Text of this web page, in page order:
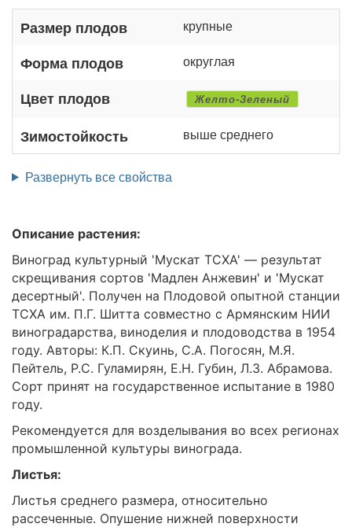
Размер плодов крупные
Форма плодов округлая
Цвет плодов Желто-Зеленый
Зимостойкость выше среднего
Развернуть все свойства
Описание растения:
Виноград культурный 'Мускат ТСХА' — результат
скрещивания сортов 'Мадлен Анжевин' и 'Мускат
десертный'. Получен на Плодовой опытной станции
ТСХА им. П.Г. Шитта совместно с Армянским НИИ
виноградарства, виноделия и плодоводства в 1954
году. Авторы: К.П. Скуинь, С.А. Погосян, М.Я.
Пейтель, Р.С. Гуламирян, Е.Н. Губин, Л.З. Абрамова.
Сорт принят на государственное испытание в 1980
году.
Рекомендуется для возделывания во всех регионах
промышленной культуры винограда.
Листья:
Листья среднего размера, относительно
рассеченные. Опушение нижней поверхности